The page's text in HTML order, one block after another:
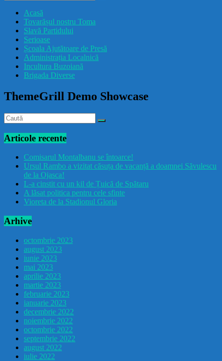
Acasă
Tovarășul nostru Toma
Slavă Partidului
Serioase
Școala Ajutătoare de Presă
Administrația Localnică
Incultura Buzoiană
Brigada Diverse
ThemeGrill Demo Showcase
Articole recente
Comisarul Montalbanu se întoarce!
Ursul Rambo a vizitat căsuța de vacanță a doamnei Săvulescu
de la Ojasca!
L-a cinstit cu un kil de Țuică de Spătaru
A lăsat politica pentru cele sfinte
Vioreta de la Stadionul Gloria
Arhive
octombrie 2023
august 2023
iunie 2023
mai 2023
aprilie 2023
martie 2023
februarie 2023
ianuarie 2023
decembrie 2022
noiembrie 2022
octombrie 2022
septembrie 2022
august 2022
iulie 2022